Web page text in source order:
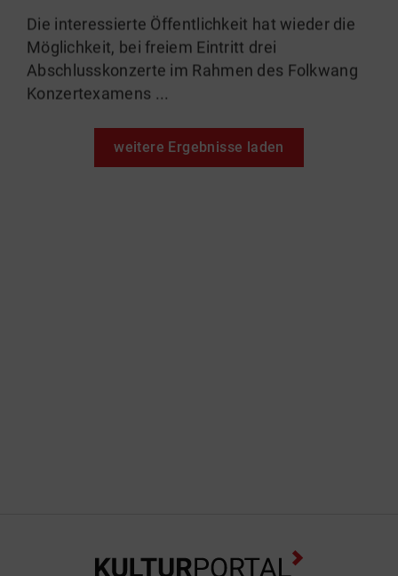
Die interessierte Öffentlichkeit hat wieder die
Möglichkeit, bei freiem Eintritt drei
Abschlusskonzerte im Rahmen des Folkwang
Konzertexamens ...
weitere Ergebnisse laden